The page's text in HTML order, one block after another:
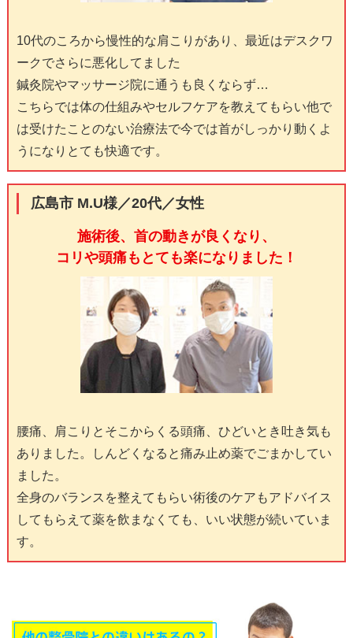
10代のころから慢性的な肩こりがあり、最近はデスクワ
ークでさらに悪化してました
鍼灸院やマッサージ院に通うも良くならず…
こちらでは体の仕組みやセルフケアを教えてもらい他で
は受けたことのない治療法で今では首がしっかり動くよ
うになりとても快適です。
広島市 M.U様／20代／女性
施術後、首の動きが良くなり、
コリや頭痛もとても楽になりました！
腰痛、肩こりとそこからくる頭痛、ひどいとき吐き気も
ありました。しんどくなると痛み止め薬でごまかしてい
ました。
全身のバランスを整えてもらい術後のケアもアドバイス
してもらえて薬を飲まなくても、いい状態が続いていま
す。